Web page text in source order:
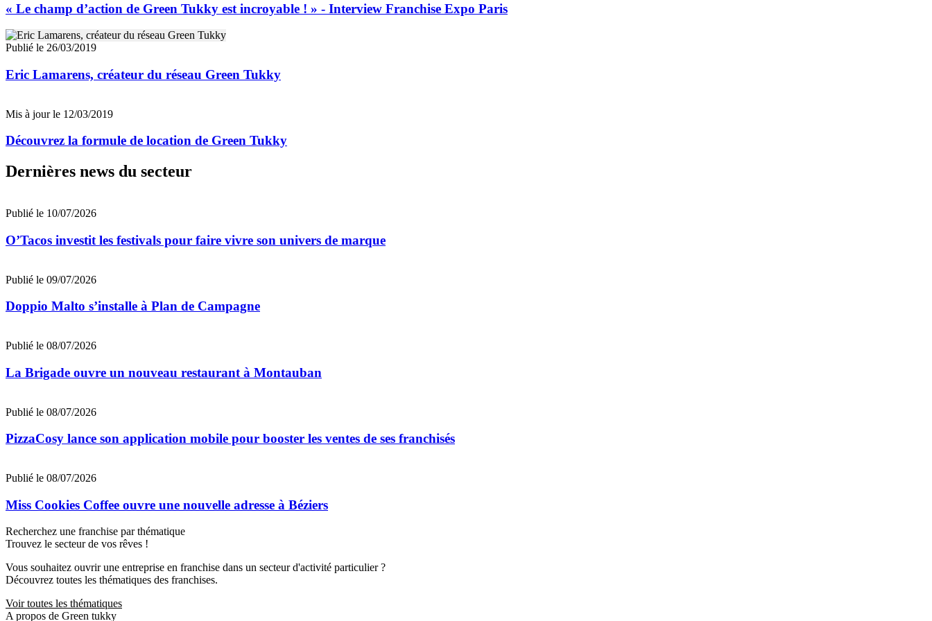
« Le champ d’action de Green Tukky est incroyable ! » - Interview Franchise Expo Paris
Publié le 26/03/2019
Eric Lamarens, créateur du réseau Green Tukky
Mis à jour le 12/03/2019
Découvrez la formule de location de Green Tukky
Dernières news du secteur
Publié le 10/07/2026
O’Tacos investit les festivals pour faire vivre son univers de marque
Publié le 09/07/2026
Doppio Malto s’installe à Plan de Campagne
Publié le 08/07/2026
La Brigade ouvre un nouveau restaurant à Montauban
Publié le 08/07/2026
PizzaCosy lance son application mobile pour booster les ventes de ses franchisés
Publié le 08/07/2026
Miss Cookies Coffee ouvre une nouvelle adresse à Béziers
Recherchez une franchise par thématique
Trouvez le secteur de vos rêves !
Vous souhaitez ouvrir une entreprise en franchise dans un secteur d'activité particulier ?
Découvrez toutes les thématiques des franchises.
Voir toutes les thématiques
A propos de Green tukky